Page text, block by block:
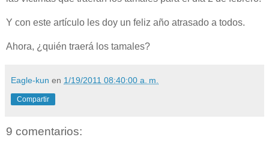
Y con este artículo les doy un feliz año atrasado a todos.
Ahora, ¿quién traerá los tamales?
Eagle-kun en 1/19/2011 08:40:00 a. m.
Compartir
9 comentarios: